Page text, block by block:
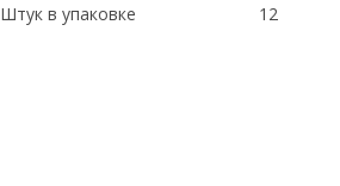
Штук в упаковке 12